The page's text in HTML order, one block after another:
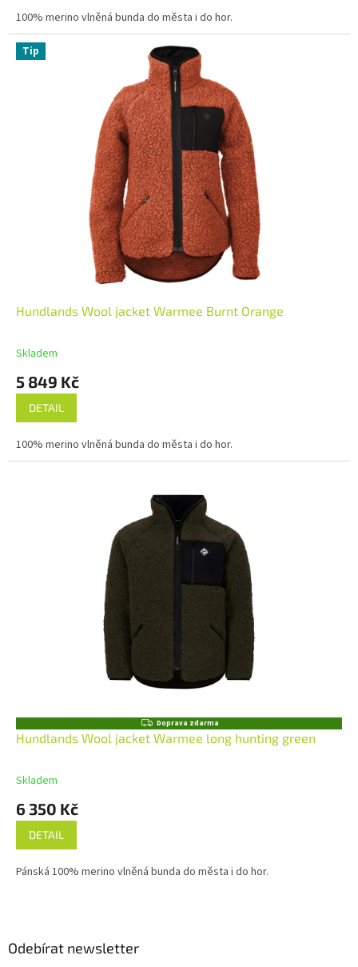
100% merino vlněná bunda do města i do hor.
Tip
Hundlands Wool jacket Warmee Burnt Orange
Skladem
5 849 Kč
DETAIL
100% merino vlněná bunda do města i do hor.
Z
D
A
Doprava zdarma
Hundlands Wool jacket Warmee long hunting green
Skladem
6 350 Kč
DETAIL
Pánská 100% merino vlněná bunda do města i do hor.
Odebírat newsletter